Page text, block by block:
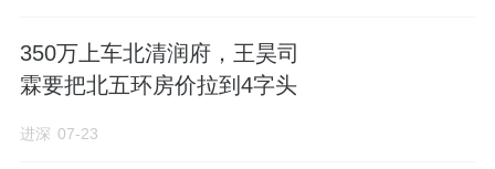
北排楼栋化身“隔音屏障”
针对北侧北清路可能带来的交通噪音问题，项
350万上车北清润府，王昊司
霖要把北五环房价拉到4字头
进深 07-23